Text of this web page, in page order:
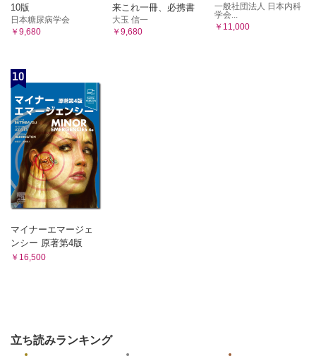
10版
日本糖尿病学会
￥9,680
来これ一冊、必携書
大玉 信一
￥9,680
一般社団法人 日本内科
学会...
￥11,000
10
マイナーエマージェ
ンシー 原著第4版
￥16,500
立ち読みランキング